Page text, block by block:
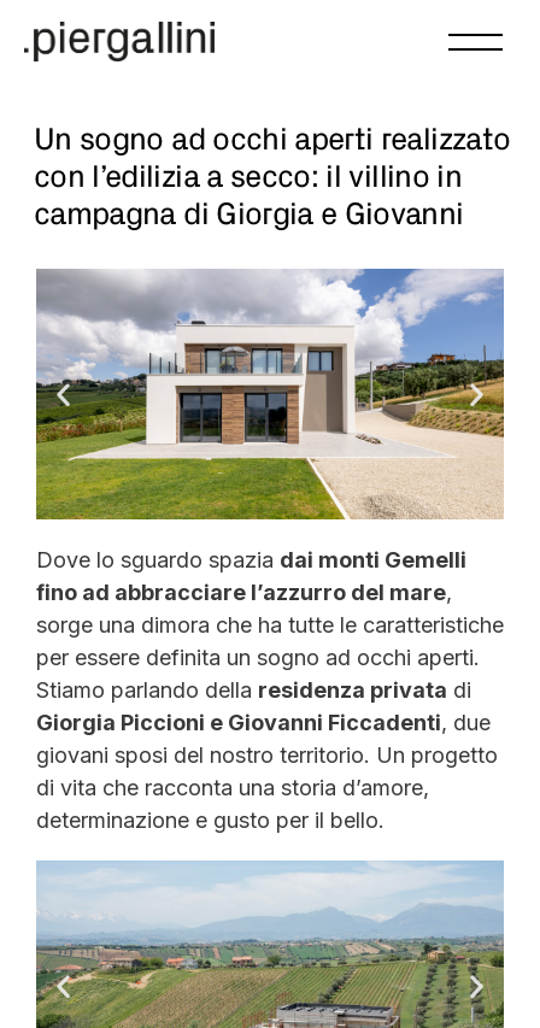
Un sogno ad occhi aperti realizzato
con l’edilizia a secco: il villino in
campagna di Giorgia e Giovanni
Dove lo sguardo spazia dai monti Gemelli
fino ad abbracciare l’azzurro del mare,
sorge una dimora che ha tutte le caratteristiche
per essere definita un sogno ad occhi aperti.
Stiamo parlando della residenza privata di
Giorgia Piccioni e Giovanni Ficcadenti, due
giovani sposi del nostro territorio. Un progetto
di vita che racconta una storia d’amore,
determinazione e gusto per il bello.